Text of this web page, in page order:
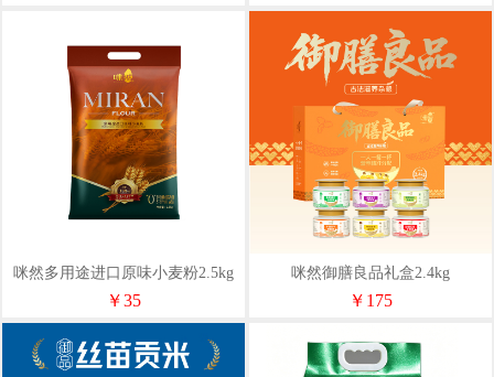
咪然多用途进口原味小麦粉2.5kg
￥35
咪然御膳良品礼盒2.4kg
￥175